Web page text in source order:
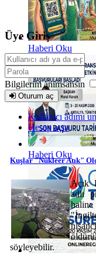
Haberi Oku
Haberi Oku
Üye Giriş
Bilgilerim anımsansın
Oturum aç
Kullanıcı adımı
Hesap açın
Kuşlar "Nükleer Atık"
Açık
adlı
söyleyebilir.